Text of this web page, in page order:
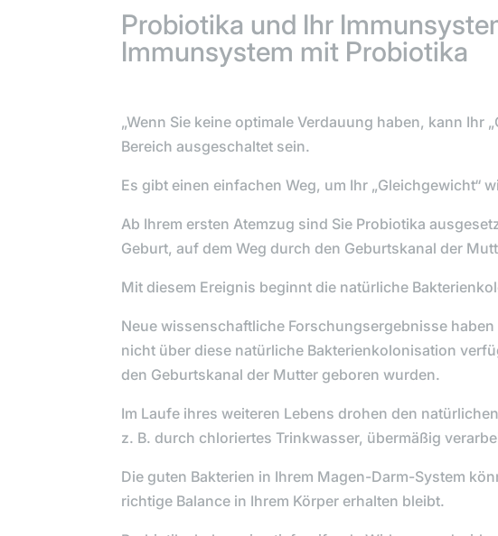
Probiotika und Ihr
Immunsystem mit Probiotika
„Wenn Sie keine optimale Verdauung haben, kann Ihr
Bereich ausgeschaltet sein.
Es gibt einen einfachen Weg, um Ihr „Gleichgewicht“
Ab Ihrem ersten Atemzug sind Sie Probiotika
Geburt, auf dem Weg durch den Geburtskanal der
Mit diesem Ereignis beginnt die natürliche
Neue wissenschaftliche Forschungsergebnisse
nicht über diese natürliche Bakterienkolonisation
den Geburtskanal der Mutter geboren wurden.
Im Laufe ihres weiteren Lebens drohen den
z. B. durch chloriertes Trinkwasser, übermäßig
Die guten Bakterien in Ihrem Magen-Darm-System
richtige Balance in Ihrem Körper erhalten bleibt.